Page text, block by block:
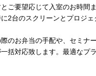
ご要望応じて入室のお時間
2台のスクリーンとプロジ
のお弁当の手配や、セミナ
括対応致します。最適なプ